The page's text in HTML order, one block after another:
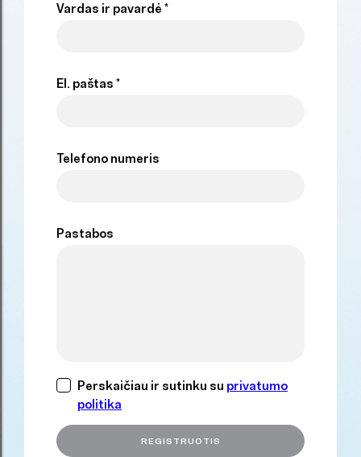
Vardas ir pavardė *
El. paštas *
Telefono numeris
Pastabos
Perskaičiau ir sutinku su privatumo
politika